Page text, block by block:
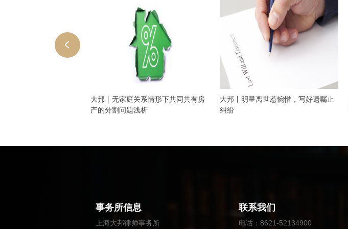
大邦丨无家庭关系情形下共同共有房
产的分割问题浅析
大邦丨明星离世惹惋惜，写好遗嘱止
纠纷
事务所信息
上海大邦律师事务所
联系我们
电话 ： 8621-52134900